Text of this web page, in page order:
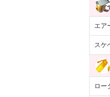
エア
スケ
ロー